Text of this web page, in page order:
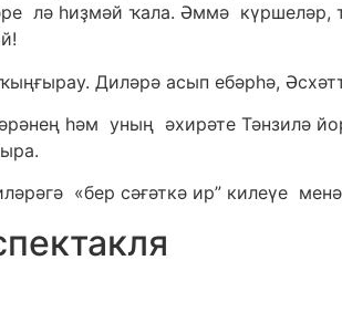
лә һиҙмәй ҡала. Әммә
Диләрә асып ебәрһә,
һәм уның әхирәте Тәнзилә
«бер сәғәткә ир” килеүе